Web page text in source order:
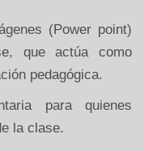
(Power point)
que actúa como
pedagógica.
para quienes
la clase.